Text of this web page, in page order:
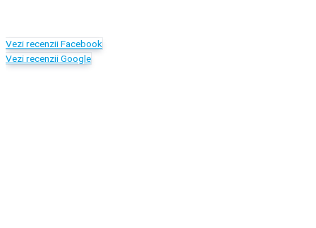
Vezi recenzii Facebook
Vezi recenzii Google